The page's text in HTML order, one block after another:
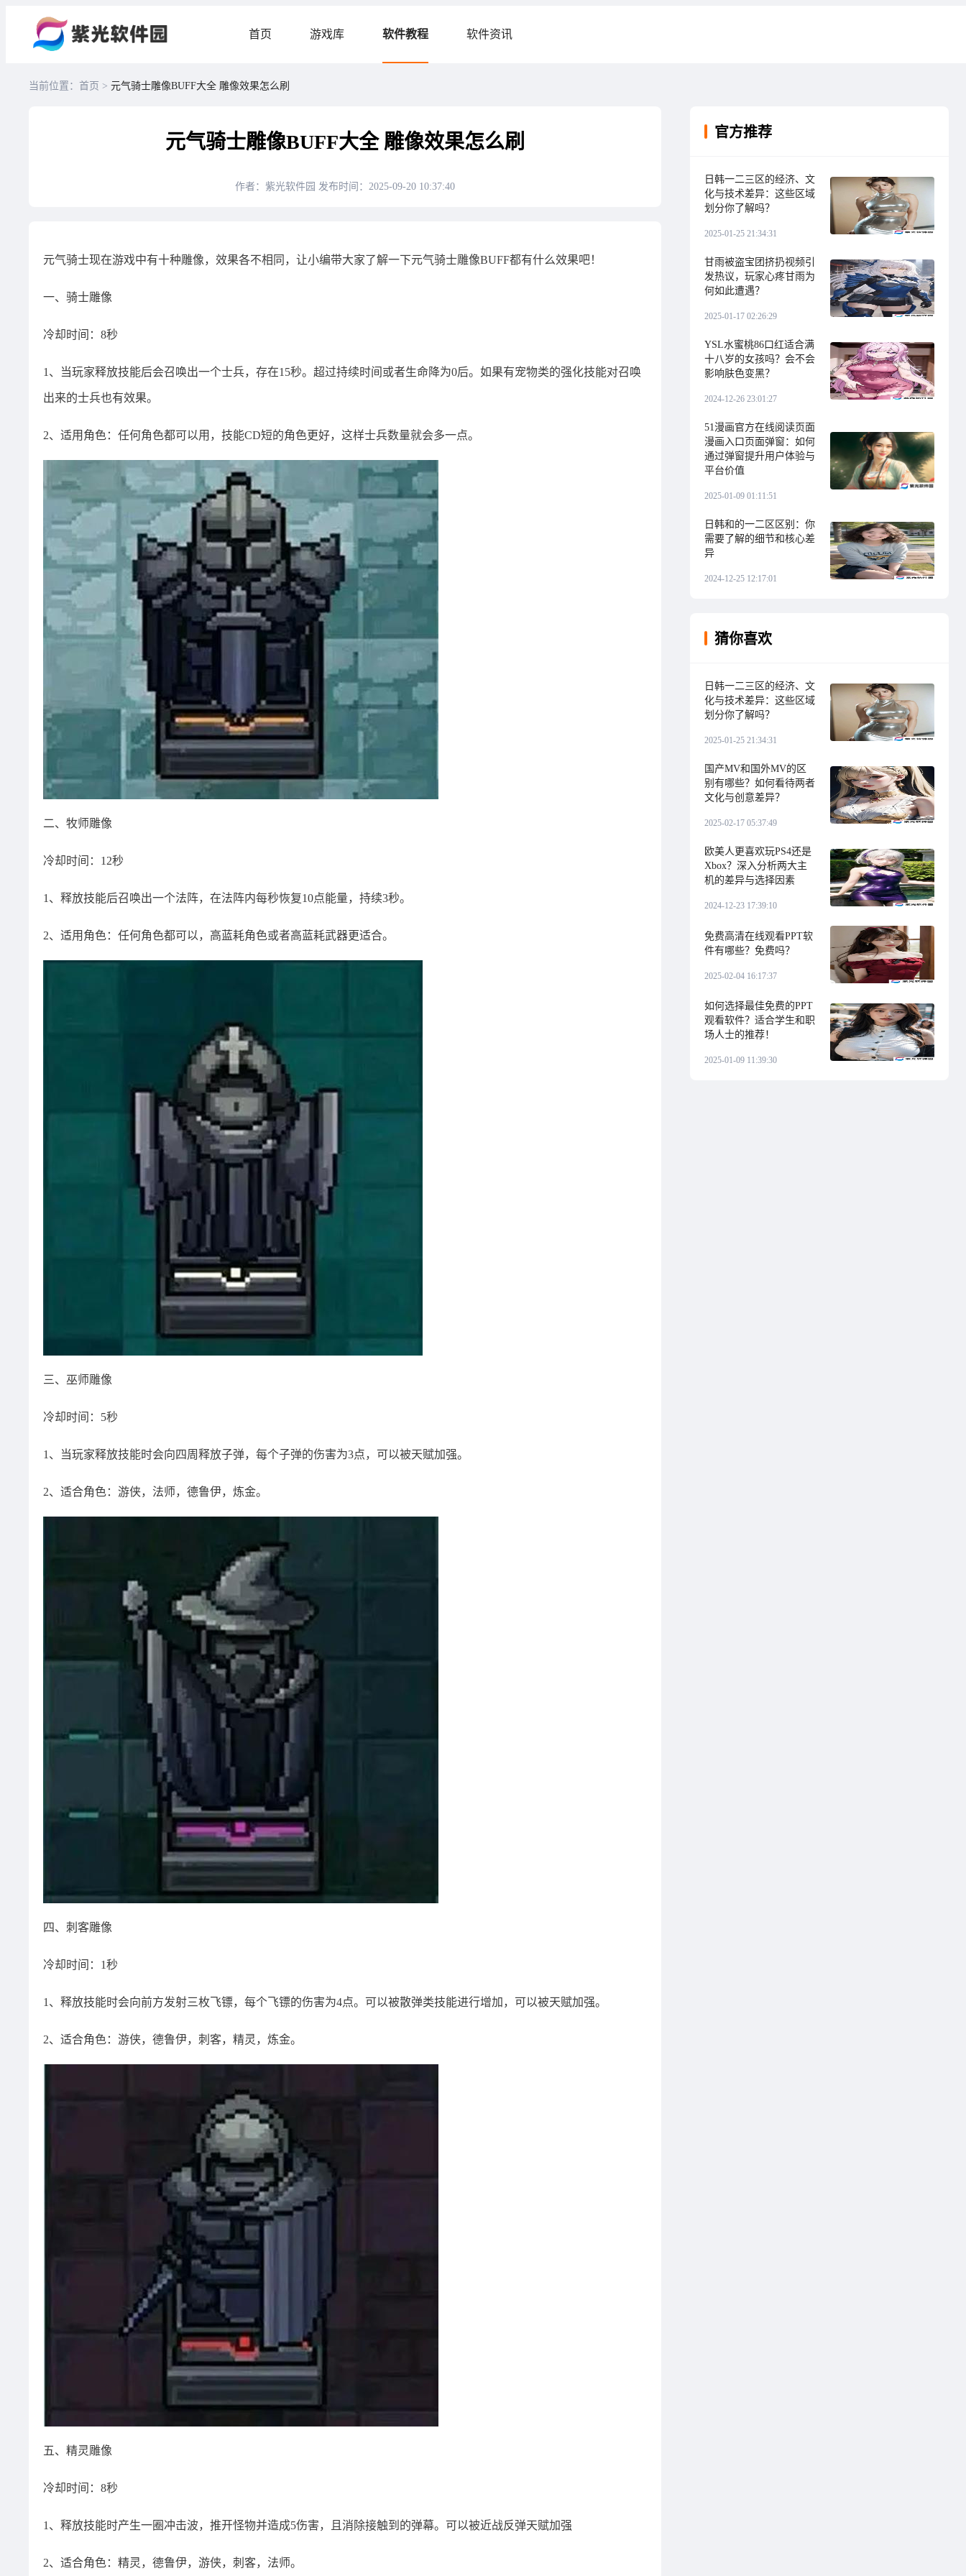
首页 游戏库 软件教程 软件资讯
当前位置：首页 > 元气骑士雕像BUFF大全 雕像效果怎么刷
元气骑士雕像BUFF大全 雕像效果怎么刷
作者：紫光软件园 发布时间：2025-09-20 10:37:40
元气骑士现在游戏中有十种雕像，效果各不相同，让小编带大家了解一下元气骑士雕像BUFF都有什么效果吧！
一、骑士雕像
冷却时间：8秒
1、当玩家释放技能后会召唤出一个士兵，存在15秒。超过持续时间或者生命降为0后。如果有宠物类的强化技能对召唤
出来的士兵也有效果。
2、适用角色：任何角色都可以用，技能CD短的角色更好，这样士兵数量就会多一点。
二、牧师雕像
冷却时间：12秒
1、释放技能后召唤出一个法阵，在法阵内每秒恢复10点能量，持续3秒。
2、适用角色：任何角色都可以，高蓝耗角色或者高蓝耗武器更适合。
三、巫师雕像
冷却时间：5秒
1、当玩家释放技能时会向四周释放子弹，每个子弹的伤害为3点，可以被天赋加强。
2、适合角色：游侠，法师，德鲁伊，炼金。
四、刺客雕像
冷却时间：1秒
1、释放技能时会向前方发射三枚飞镖，每个飞镖的伤害为4点。可以被散弹类技能进行增加，可以被天赋加强。
2、适合角色：游侠，德鲁伊，刺客，精灵，炼金。
五、精灵雕像
冷却时间：8秒
1、释放技能时产生一圈冲击波，推开怪物并造成5伤害，且消除接触到的弹幕。可以被近战反弹天赋加强
2、适合角色：精灵，德鲁伊，游侠，刺客，法师。
官方推荐
日韩一二三区的经济、文
化与技术差异：这些区域
划分你了解吗？
2025-01-25 21:34:31
甘雨被盗宝团挤扔视频引
发热议，玩家心疼甘雨为
何如此遭遇？
2025-01-17 02:26:29
YSL水蜜桃86口红适合满
十八岁的女孩吗？会不会
影响肤色变黑？
2024-12-26 23:01:27
51漫画官方在线阅读页面
漫画入口页面弹窗：如何
通过弹窗提升用户体验与
平台价值
2025-01-09 01:11:51
日韩和的一二区区别：你
需要了解的细节和核心差
异
2024-12-25 12:17:01
猜你喜欢
日韩一二三区的经济、文
化与技术差异：这些区域
划分你了解吗？
2025-01-25 21:34:31
国产MV和国外MV的区
别有哪些？如何看待两者
文化与创意差异？
2025-02-17 05:37:49
欧美人更喜欢玩PS4还是
Xbox？深入分析两大主
机的差异与选择因素
2024-12-23 17:39:10
免费高清在线观看PPT软
件有哪些？免费吗？
2025-02-04 16:17:37
如何选择最佳免费的PPT
观看软件？适合学生和职
场人士的推荐！
2025-01-09 11:39:30